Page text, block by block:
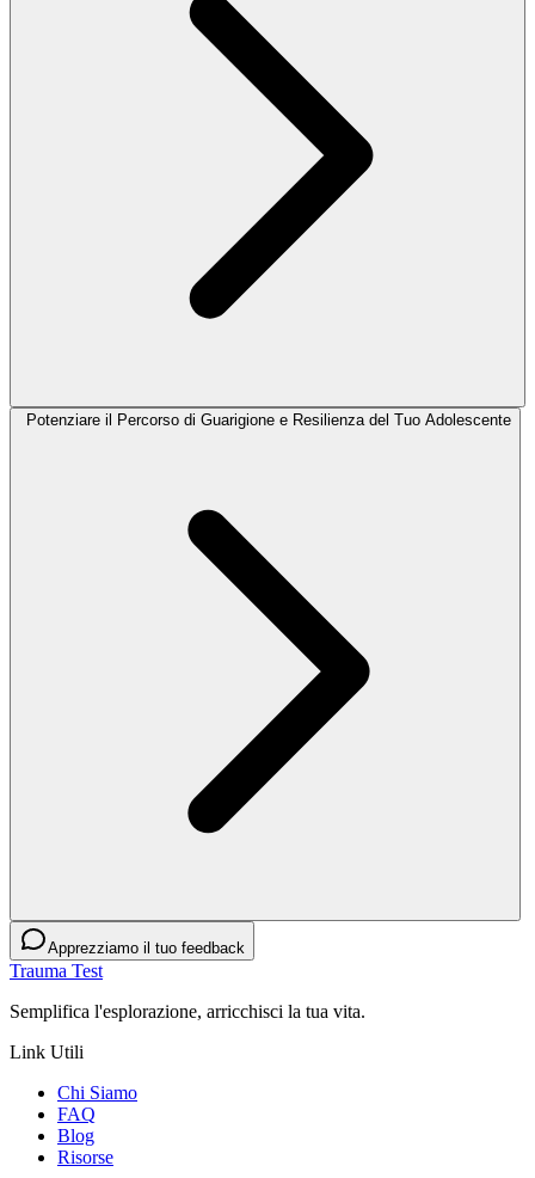
Potenziare il Percorso di Guarigione e Resilienza del Tuo Adolescente
Apprezziamo il tuo feedback
Trauma Test
Semplifica l'esplorazione, arricchisci la tua vita.
Link Utili
Chi Siamo
FAQ
Blog
Risorse